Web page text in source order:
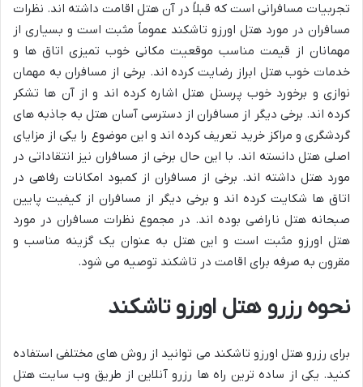
تجربیات مسافرانی است که قبلاً در آن هتل اقامت داشته اند. نظرات
مسافران در مورد هتل اورزو تاشکند عموماً مثبت است و بسیاری از
مهمانان از قیمت مناسب موقعیت مکانی خوب تمیزی اتاق ها و
خدمات خوب هتل ابراز رضایت کرده اند. برخی از مسافران به مهمان
نوازی و برخورد خوب پرسنل هتل اشاره کرده اند و از آن ها تشکر
کرده اند. برخی دیگر از مسافران از دسترسی آسان هتل به جاذبه های
گردشگری و مراکز خرید تعریف کرده اند و این موضوع را یکی از مزایای
اصلی هتل دانسته اند. با این حال برخی از مسافران نیز انتقاداتی در
مورد هتل داشته اند. برخی از مسافران از کمبود امکانات رفاهی در
اتاق ها شکایت کرده اند و برخی دیگر از مسافران از کیفیت پایین
صبحانه هتل ناراضی بوده اند. در مجموع نظرات مسافران در مورد
هتل اورزو مثبت است و این هتل به عنوان یک گزینه مناسب و
مقرون به صرفه برای اقامت در تاشکند توصیه می شود.
نحوه رزرو هتل اورزو تاشکند
برای رزرو هتل اورزو تاشکند می توانید از روش های مختلفی استفاده
کنید. یکی از ساده ترین راه ها رزرو آنلاین از طریق وب سایت هتل